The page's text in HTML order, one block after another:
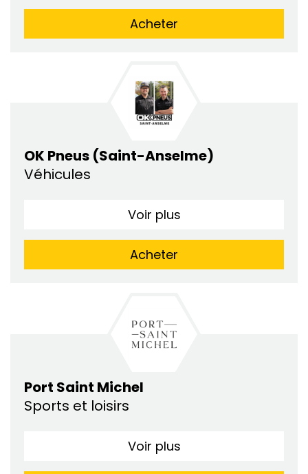
Acheter
OK Pneus (Saint-Anselme)
Véhicules
Voir plus
Acheter
Port Saint Michel
Sports et loisirs
Voir plus